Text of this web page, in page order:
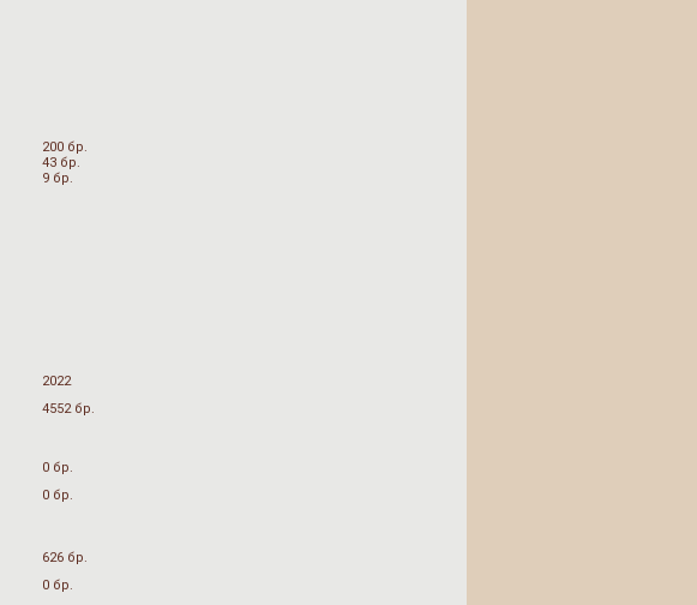
200 бр.
43 бр.
9 бр.
2022
4552 бр.
0 бр.
0 бр.
626 бр.
0 бр.